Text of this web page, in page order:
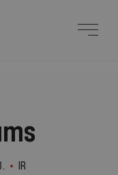
IR